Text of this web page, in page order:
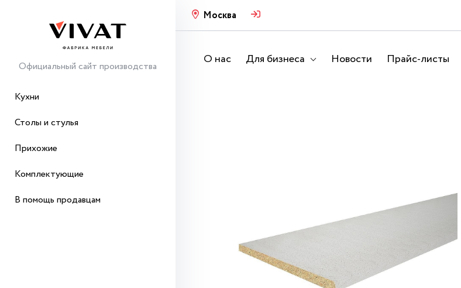
Официальный сайт производства
Кухни
Столы и стулья
Прихожие
Комплектующие
В помощь продавцам
Москва
О нас Для бизнеса Новости Прайс-листы